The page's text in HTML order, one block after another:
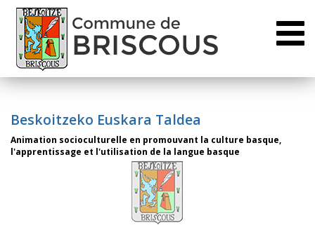
Beskoitzeko Euskara Taldea
Animation socioculturelle en promouvant la culture basque,
l'apprentissage et l'utilisation de la langue basque